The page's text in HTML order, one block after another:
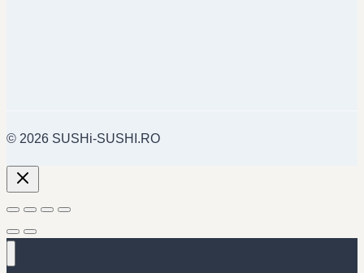
© 2026 SUSHi-SUSHI.RO